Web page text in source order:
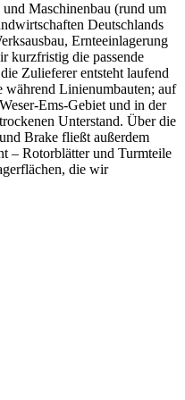
Maschinenbau (rund um
Deutschlands
Ernteeinlagerung
kurzfristig die passende
Zulieferer entsteht laufend
während Linienumbauten; auf
Ems-Gebiet und in der
Unterstand. Über die
Brake fließt außerdem
– Rotorblätter und Turmteile
die wir